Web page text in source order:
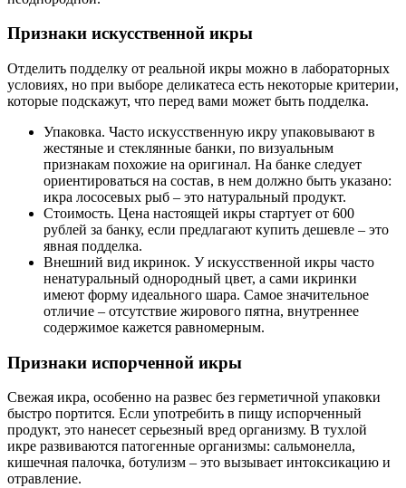
Признаки искусственной икры
Отделить подделку от реальной икры можно в лабораторных
условиях, но при выборе деликатеса есть некоторые критерии,
которые подскажут, что перед вами может быть подделка.
Упаковка. Часто искусственную икру упаковывают в
жестяные и стеклянные банки, по визуальным
признакам похожие на оригинал. На банке следует
ориентироваться на состав, в нем должно быть указано:
икра лососевых рыб – это натуральный продукт.
Стоимость. Цена настоящей икры стартует от 600
рублей за банку, если предлагают купить дешевле – это
явная подделка.
Внешний вид икринок. У искусственной икры часто
ненатуральный однородный цвет, а сами икринки
имеют форму идеального шара. Самое значительное
отличие – отсутствие жирового пятна, внутреннее
содержимое кажется равномерным.
Признаки испорченной икры
Свежая икра, особенно на развес без герметичной упаковки
быстро портится. Если употребить в пищу испорченный
продукт, это нанесет серьезный вред организму. В тухлой
икре развиваются патогенные организмы: сальмонелла,
кишечная палочка, ботулизм – это вызывает интоксикацию и
отравление.